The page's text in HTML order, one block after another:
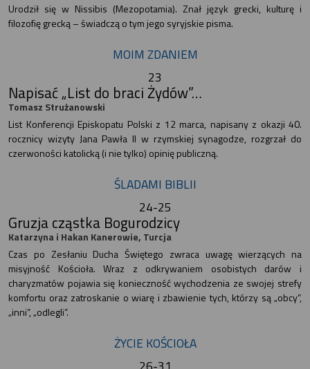
Urodził się w Nissibis (Mezopotamia). Znał język grecki, kulturę i
filozofię grecką – świadczą o tym jego syryjskie pisma.
MOIM ZDANIEM
23
Napisać „List do braci Żydów”…
Tomasz Strużanowski
List Konferencji Episkopatu Polski z 12 marca, napisany z okazji 40.
rocznicy wizyty Jana Pawła II w rzymskiej synagodze, rozgrzał do
czerwoności katolicką (i nie tylko) opinię publiczną.
ŚLADAMI BIBLII
24-25
Gruzja cząstka Bogurodzicy
Katarzyna i Hakan Kanerowie, Turcja
Czas po Zesłaniu Ducha Świętego zwraca uwagę wierzących na
misyjność Kościoła. Wraz z odkrywaniem osobistych darów i
charyzmatów pojawia się konieczność wychodzenia ze swojej strefy
komfortu oraz zatroskanie o wiarę i zbawienie tych, którzy są „obcy”,
„inni”, „odlegli”.
ŻYCIE KOŚCIOŁA